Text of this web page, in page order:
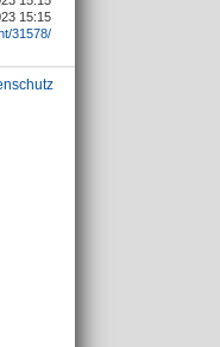
15:15
31578/